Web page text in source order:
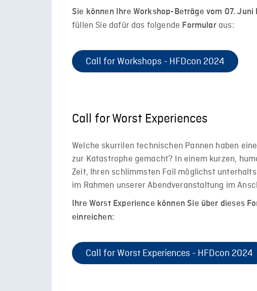
Sie können Ihre Workshop-Beträge vom 07.
füllen Sie dafür das folgende Formularaus:
Call for Workshops - HFDcon 2024
Call for Worst Experiences
Welche skurrilen technischen Pannen haben
zur Katastrophe gemacht? In einem kurzen,
Zeit, Ihren schlimmsten Fail möglichst
im Rahmen unserer Abendveranstaltung im
Ihre Worst Experience können Sie über dieses
einreichen:
Call for Worst Experiences - HFDcon 2024